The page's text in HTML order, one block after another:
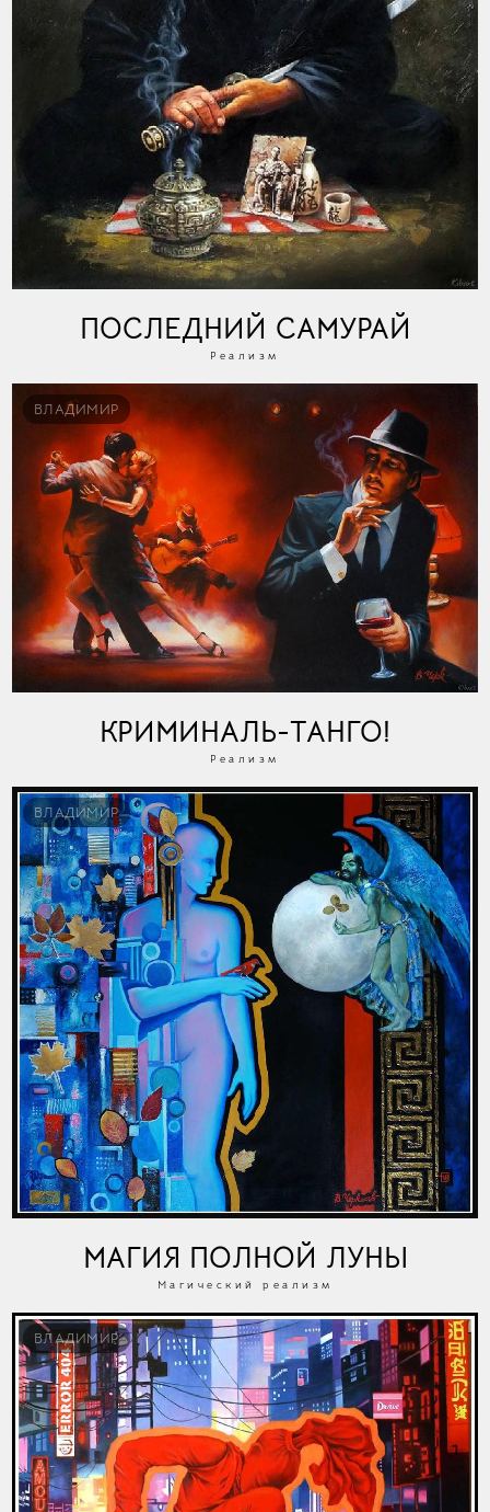
ПОСЛЕДНИЙ САМУРАЙ
Реализм
ВЛАДИМИР
КРИМИНАЛЬ-ТАНГО!
Реализм
ВЛАДИМИР
МАГИЯ ПОЛНОЙ ЛУНЫ
Магический реализм
ВЛАДИМИР